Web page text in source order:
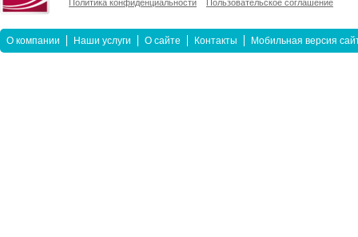
Политика конфиденциальности Пользовательское соглашение
О компании Наши услуги О сайте Контакты Мобильная версия